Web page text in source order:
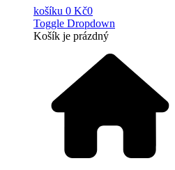
košíku 0 Kč0
Toggle Dropdown
Košík je prázdný